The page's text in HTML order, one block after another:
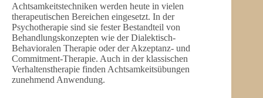
Achtsamkeitstechniken werden heute in vielen
therapeutischen Bereichen eingesetzt. In der
Psychotherapie sind sie fester Bestandteil von
Behandlungskonzepten wie der Dialektisch-
Behavioralen Therapie oder der Akzeptanz- und
Commitment-Therapie. Auch in der klassischen
Verhaltenstherapie finden Achtsamkeitsübungen
zunehmend Anwendung.